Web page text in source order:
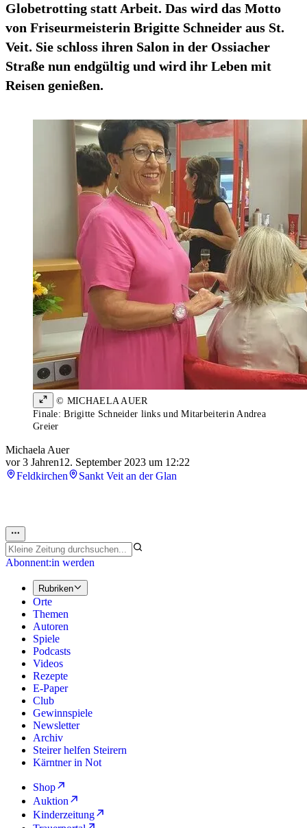
Globetrotting statt Arbeit. Das wird das Motto
von Friseurmeisterin Brigitte Schneider aus St.
Veit. Sie schloss ihren Salon in der Ossiacher
Straße nun endgültig und wird ihr Leben mit
Reisen genießen.
© MICHAELA AUER
Finale: Brigitte Schneider links und Mitarbeiterin Andrea
Greier
Michaela Auer
vor 3 Jahren12. September 2023 um 12:22
Feldkirchen
Sankt Veit an der Glan
Abonnent:in werden
Rubriken
Orte
Themen
Autoren
Spiele
Podcasts
Videos
Rezepte
E-Paper
Club
Gewinnspiele
Newsletter
Archiv
Steirer helfen Steirern
Kärntner in Not
Shop
Auktion
Kinderzeitung